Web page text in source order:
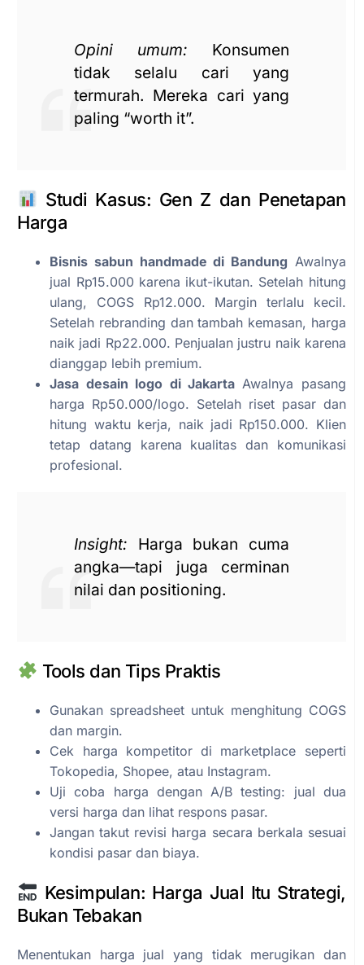
Opini umum: Konsumen
tidak selalu cari yang
termurah. Mereka cari yang
paling “worth it”.
Studi Kasus: Gen Z dan Penetapan
Harga
Bisnis sabun handmade di Bandung Awalnya
jual Rp15.000 karena ikut-ikutan. Setelah hitung
ulang, COGS Rp12.000. Margin terlalu kecil.
Setelah rebranding dan tambah kemasan, harga
naik jadi Rp22.000. Penjualan justru naik karena
dianggap lebih premium.
Jasa desain logo di JakartaAwalnya pasang
harga Rp50.000/logo. Setelah riset pasar dan
hitung waktu kerja, naik jadi Rp150.000. Klien
tetap datang karena kualitas dan komunikasi
profesional.
Insight: Harga bukan cuma
angka—tapi juga cerminan
nilai dan positioning.
Tools dan Tips Praktis
Gunakan spreadsheet untuk menghitung COGS
dan margin.
Cek harga kompetitor di marketplace seperti
Tokopedia, Shopee, atau Instagram.
Uji coba harga dengan A/B testing: jual dua
versi harga dan lihat respons pasar.
Jangan takut revisi harga secara berkala sesuai
kondisi pasar dan biaya.
Kesimpulan: Harga Jual Itu Strategi,
Bukan Tebakan
Menentukan harga jual yang tidak merugikan dan